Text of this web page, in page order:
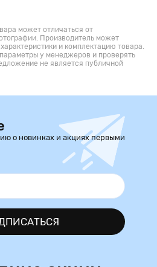
может отличаться от
Производитель может
и комплектацию товара.
у менеджеров и проверять
не является публичной
о новинках и акциях первыми